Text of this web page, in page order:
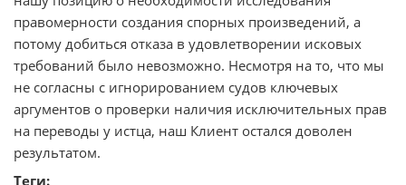
правомерности создания спорных произведений, а
потому добиться отказа в удовлетворении исковых
требований было невозможно. Несмотря на то, что мы
не согласны с игнорированием судов ключевых
аргументов о проверки наличия исключительных прав
на переводы у истца, наш Клиент остался доволен
результатом.
Теги